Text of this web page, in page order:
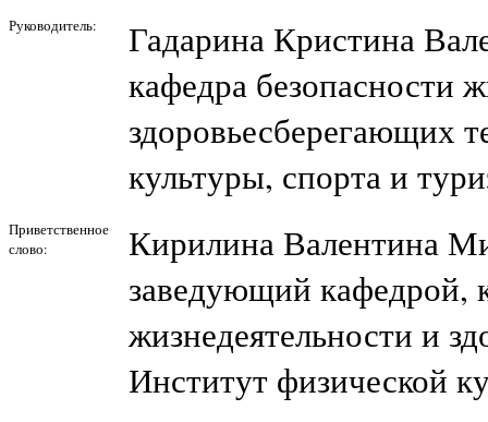
Руководитель:
Гадарина Кристина
кафедра безопасности
здоровьесберегающих
культуры, спорта и
Приветственное
слово:
Кирилина Валентина
заведующий кафедрой,
жизнедеятельности и
Институт физической